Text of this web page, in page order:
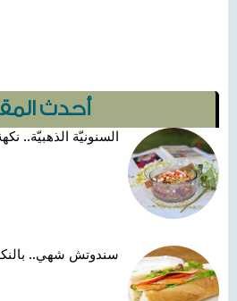
أحدث
السنونيّة الذهبيّة..
سندوتش شهي..